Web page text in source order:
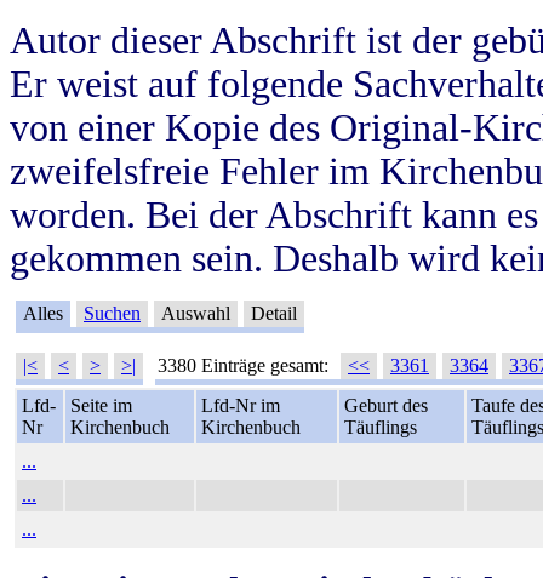
Autor dieser Abschrift ist der
Er weist auf folgende
von einer Kopie des Original-
zweifelsfreie Fehler im
worden. Bei der Abschrift kann
gekommen sein. Deshalb wird
Alles Suchen Auswahl Detail
|< < > >| 3380 Einträge gesamt: << 3361 3364
Lfd-
Nr
Seite im
Kirchenbuch
Lfd-Nr im
Kirchenbuch
Geburt des
Täuflings
Taufe
Täuflings
...
...
...